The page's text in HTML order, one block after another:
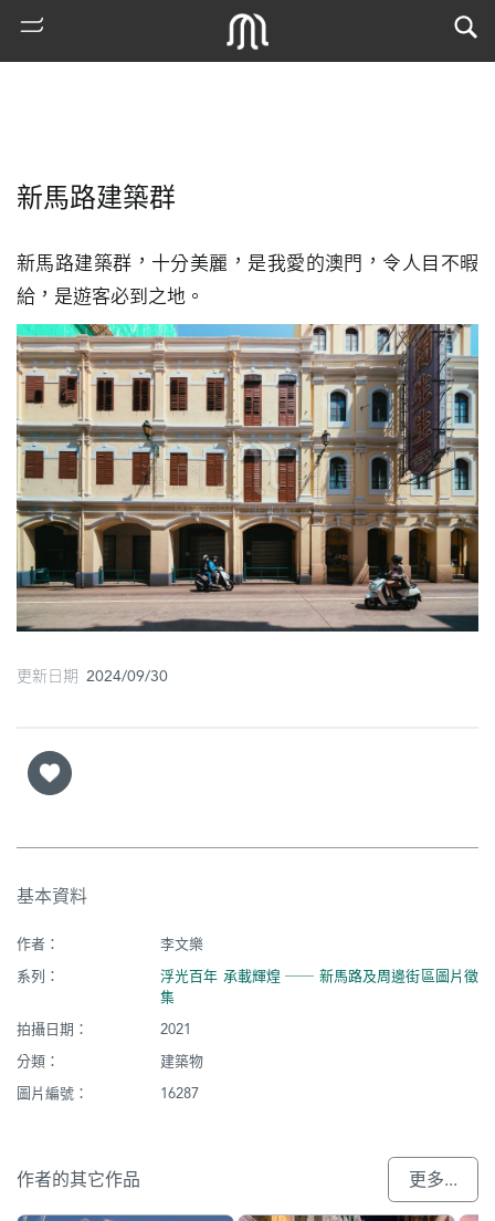
熱
門
索
地
圖
媽
閣
廟
街
新馬路建築群
新馬路建築群，十分美麗，是我愛的澳門，令人目不暇
給，是遊客必到之地。
更新日期 2024/09/30
基本資料
作者：
李文樂
系列：
浮光百年 承載輝煌 ── 新馬路及周邊街區圖片徵
集
拍攝日期：
2021
分類：
建築物
圖片編號：
16287
作者的其它作品 更多...